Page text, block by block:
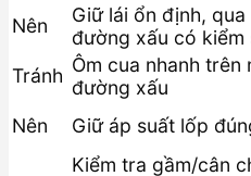
Nên
Giữ lái ổn định, qua
đường xấu có kiểm
Tránh Ôm cua nhanh trên
đường xấu
Nên
Giữ áp suất lốp
Kiểm tra gầm/cân